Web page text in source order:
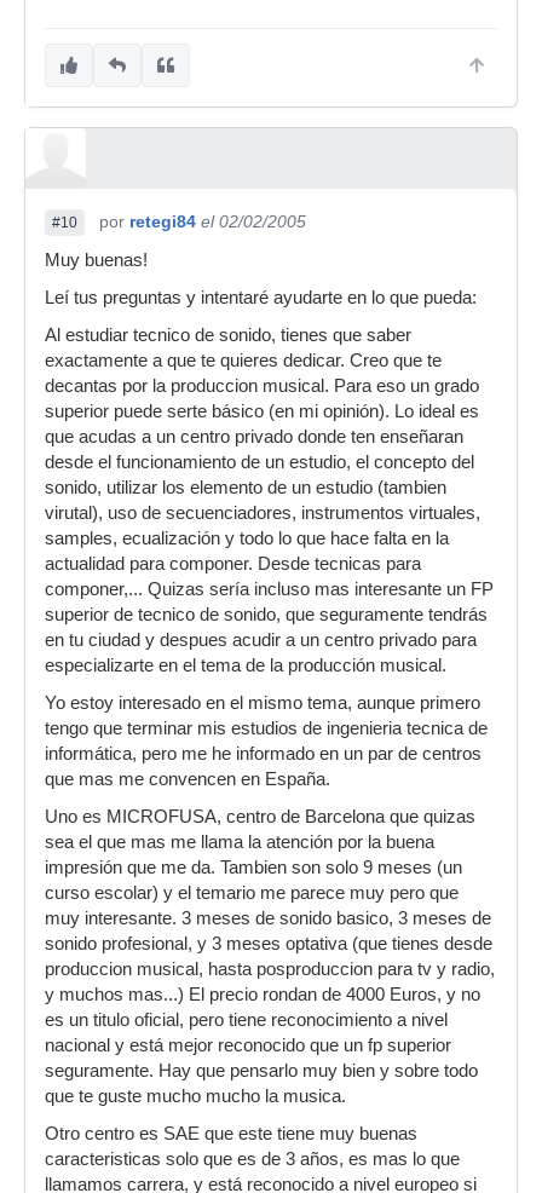
#10 por retegi84 el 02/02/2005
Muy buenas!
Leí tus preguntas y intentaré ayudarte en lo que pueda:
Al estudiar tecnico de sonido, tienes que saber
exactamente a que te quieres dedicar. Creo que te
decantas por la produccion musical. Para eso un grado
superior puede serte básico (en mi opinión). Lo ideal es
que acudas a un centro privado donde ten enseñaran
desde el funcionamiento de un estudio, el concepto del
sonido, utilizar los elemento de un estudio (tambien
virutal), uso de secuenciadores, instrumentos virtuales,
samples, ecualización y todo lo que hace falta en la
actualidad para componer. Desde tecnicas para
componer,... Quizas sería incluso mas interesante un FP
superior de tecnico de sonido, que seguramente tendrás
en tu ciudad y despues acudir a un centro privado para
especializarte en el tema de la producción musical.
Yo estoy interesado en el mismo tema, aunque primero
tengo que terminar mis estudios de ingenieria tecnica de
informática, pero me he informado en un par de centros
que mas me convencen en España.
Uno es MICROFUSA, centro de Barcelona que quizas
sea el que mas me llama la atención por la buena
impresión que me da. Tambien son solo 9 meses (un
curso escolar) y el temario me parece muy pero que
muy interesante. 3 meses de sonido basico, 3 meses de
sonido profesional, y 3 meses optativa (que tienes desde
produccion musical, hasta posproduccion para tv y radio,
y muchos mas...) El precio rondan de 4000 Euros, y no
es un titulo oficial, pero tiene reconocimiento a nivel
nacional y está mejor reconocido que un fp superior
seguramente. Hay que pensarlo muy bien y sobre todo
que te guste mucho mucho la musica.
Otro centro es SAE que este tiene muy buenas
caracteristicas solo que es de 3 años, es mas lo que
llamamos carrera, y está reconocido a nivel europeo si